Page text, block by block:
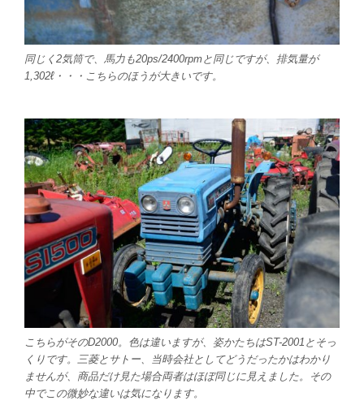
同じく2気筒で、馬力も20ps/2400rpmと同じですが、排気量が
1,302ℓ・・・こちらのほうが大きいです。
こちらがそのD2000。色は違いますが、姿かたちはST-2001とそっ
くりです。三菱とサトー、当時会社としてどうだったかはわかり
ませんが、商品だけ見た場合両者はほぼ同じに見えました。その
中でこの微妙な違いは気になります。